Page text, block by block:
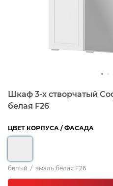
Шкаф 3-х створчатый
белая F26
ЦВЕТ КОРПУСА / ФАСАДА
белый / эмаль белая F26